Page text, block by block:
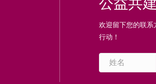
公益共
欢迎留下您的联
行动！